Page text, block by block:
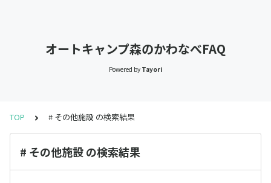
オートキャンプ森のかわなべFAQ
Powered by Tayori
TOP # その他施設 の検索結果
# その他施設 の検索結果